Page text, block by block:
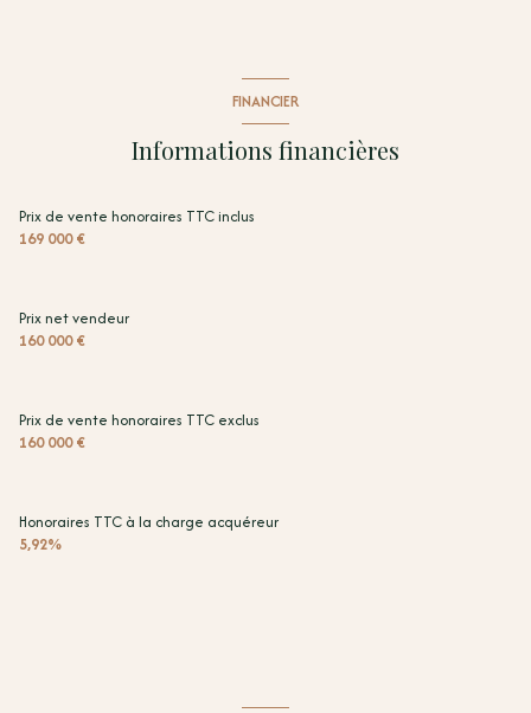
FINANCIER
Informations financières
Prix de vente honoraires TTC inclus
169 000 €
Prix net vendeur
160 000 €
Prix de vente honoraires TTC exclus
160 000 €
Honoraires TTC à la charge acquéreur
5,92%